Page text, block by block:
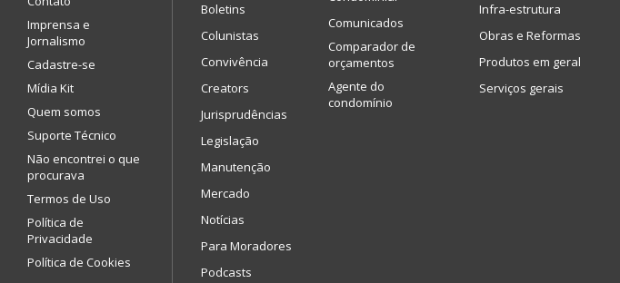
Imprensa e
Jornalismo
Cadastre-se
Mídia Kit
Quem somos
Suporte Técnico
Não encontrei o que
procurava
Termos de Uso
Política de
Privacidade
Política de Cookies
Boletins
Colunistas
Convivência
Creators
Jurisprudências
Legislação
Manutenção
Mercado
Notícias
Para Moradores
Podcasts
Comunicados
Comparador de
orçamentos
Agente do
condomínio
Infra-estrutura
Obras e Reformas
Produtos em geral
Serviços gerais